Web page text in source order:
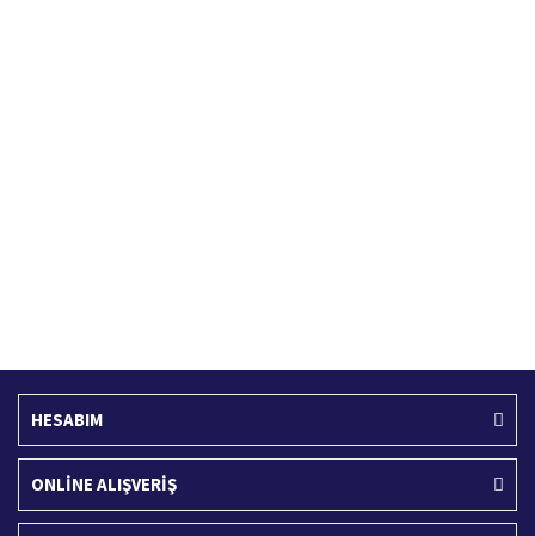
HESABIM
ONLİNE ALIŞVERİŞ